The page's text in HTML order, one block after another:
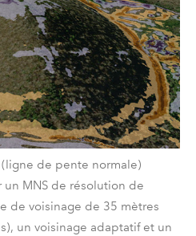
de pente normale)
MNS de résolution de
de voisinage de 35 mètres
un voisinage adaptatif et un